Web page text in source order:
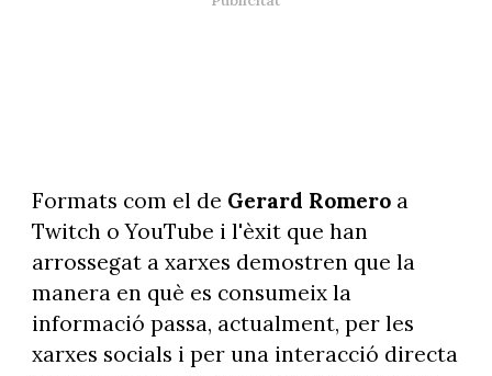
Formats com el de Gerard Romeroa
Twitch o YouTube i l'èxit que han
arrossegat a xarxes demostren que la
manera en què es consumeix la
informació passa, actualment, per les
xarxes socials i per una interacció directa